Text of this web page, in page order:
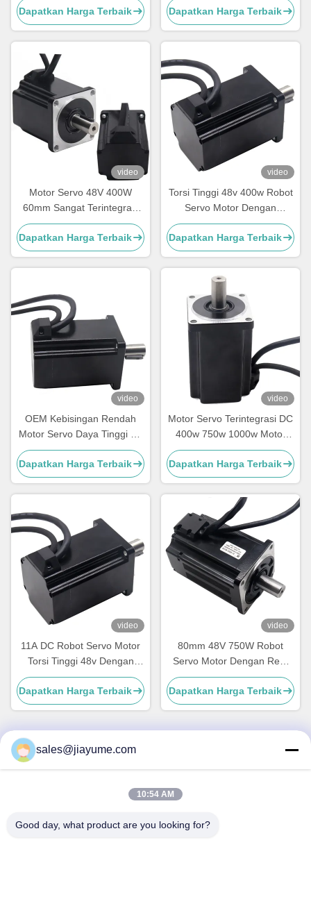
Encoder
Dapatkan Harga Terbaik
Dapatkan Harga Terbaik
video
Motor Servo 48V 400W
60mm Sangat Terintegrasi
Untuk Robot
Dapatkan Harga Terbaik
video
Torsi Tinggi 48v 400w Robot
Servo Motor Dengan
Incremental Encoder
Dapatkan Harga Terbaik
video
OEM Kebisingan Rendah
Motor Servo Daya Tinggi Dc
Hitam 6cm 48v 400w
Dapatkan Harga Terbaik
video
Motor Servo Terintegrasi DC
400w 750w 1000w Motor
Servo Dengan Encoder 17
Bit
Dapatkan Harga Terbaik
video
11A DC Robot Servo Motor
Torsi Tinggi 48v Dengan
Motor Servo Encoder
Tambahan
Dapatkan Harga Terbaik
video
80mm 48V 750W Robot
Servo Motor Dengan Rem
Dan Encoder
Dapatkan Harga Terbaik
Kontak Cepat
Lantai 501, Jalan Qunhui No.25, Zona 72, Komunitas
sales@jiayume.com
10:54 AM
Good day, what product are you looking for?